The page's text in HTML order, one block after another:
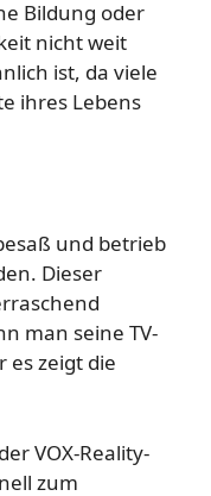
Bildung oder
nicht weit
ist, da viele
ihres Lebens
und betrieb
Dieser
man seine TV-
es zeigt die
VOX-Reality-
zum